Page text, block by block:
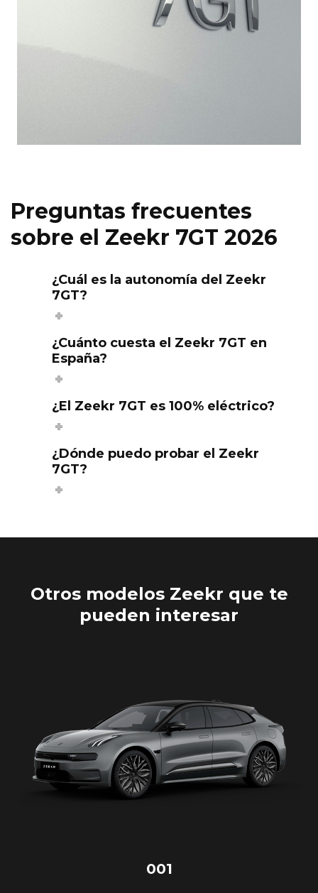
Preguntas frecuentes
sobre el Zeekr 7GT 2026
¿Cuál es la autonomía del Zeekr
7GT?
¿Cuánto cuesta el Zeekr 7GT en
España?
¿El Zeekr 7GT es 100% eléctrico?
¿Dónde puedo probar el Zeekr
7GT?
Otros modelos Zeekr que te
pueden interesar
001